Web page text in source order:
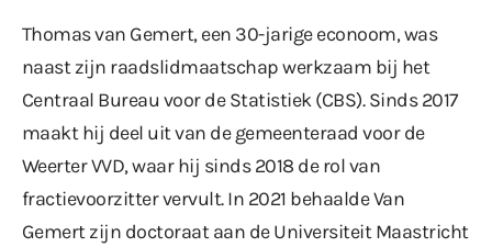
Thomas van Gemert, een 30-jarige econoom, was
naast zijn raadslidmaatschap werkzaam bij het
Centraal Bureau voor de Statistiek (CBS). Sinds 2017
maakt hij deel uit van de gemeenteraad voor de
Weerter VVD, waar hij sinds 2018 de rol van
fractievoorzitter vervult. In 2021 behaalde Van
Gemert zijn doctoraat aan de Universiteit Maastricht